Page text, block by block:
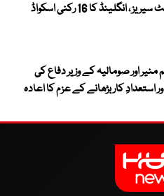
پاکستان کیخلاف ٹیسٹ سیریز ، انگلینڈ کا 16 رکنی اسکواڈ
اور صومالیہ کے وزیر دفاع کی
استعدادِ کار بڑھانے کے عزم کا اعادہ